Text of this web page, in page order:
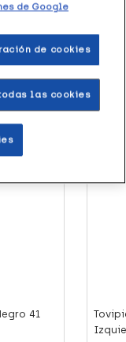
41
de Google
de cookies
las cookies